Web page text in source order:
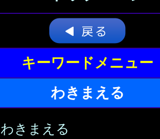
キーワードメニュー
わきまえる
わきまえる